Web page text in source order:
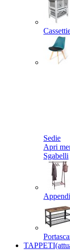
Sedie
Apri
Sgabelli
TAPPETI